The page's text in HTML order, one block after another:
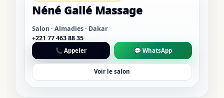
Néné Gallé Massage
Salon · Almadies · Dakar
+221 77 463 88 35
📞 Appeler 💬 WhatsApp
Voir le salon